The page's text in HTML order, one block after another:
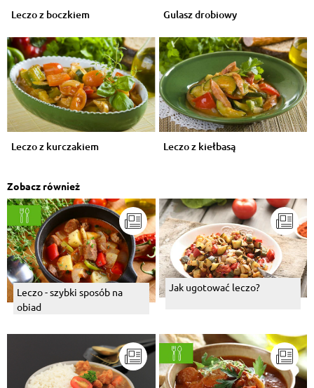
Leczo z boczkiem Gulasz drobiowy
Leczo z kurczakiem Leczo z kiełbasą
Zobacz również
Leczo - szybki sposób na
obiad
Jak ugotować leczo?